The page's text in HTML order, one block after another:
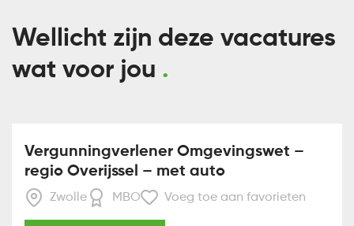
Wellicht zijn deze vacatures
wat voor jou
Vergunningverlener Omgevingswet –
regio Overijssel – met auto
Zwolle MBO Voeg toe aan favorieten